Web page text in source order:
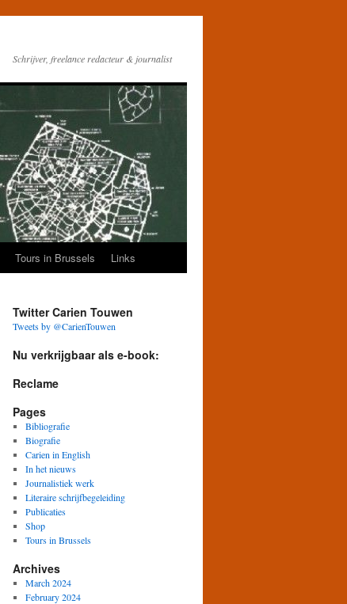
Schrijver, freelance redacteur & journalist
Tours in Brussels Links
Twitter Carien Touwen
Tweets by @CarienTouwen
Nu verkrijgbaar als e-book:
Reclame
Pages
Bibliografie
Biografie
Carien in English
In het nieuws
Journalistiek werk
Literaire schrijfbegeleiding
Publicaties
Shop
Tours in Brussels
Archives
March 2024
February 2024